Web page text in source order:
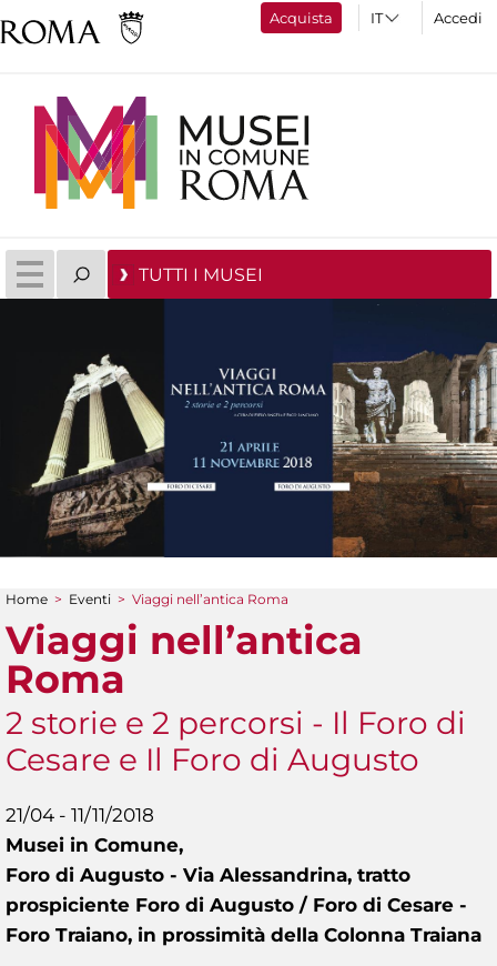
Acquista Accedi
TUTTI I MUSEI
Tu sei qui
Home > Eventi > Viaggi nell’antica Roma
Viaggi nell’antica
Roma
2 storie e 2 percorsi - Il Foro di
Cesare e Il Foro di Augusto
21/04 - 11/11/2018
Musei in Comune,
Foro di Augusto - Via Alessandrina, tratto
prospiciente Foro di Augusto / Foro di Cesare -
Foro Traiano, in prossimità della Colonna Traiana